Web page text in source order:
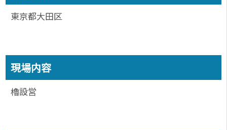
東京都大田区
現場内容
櫓設営